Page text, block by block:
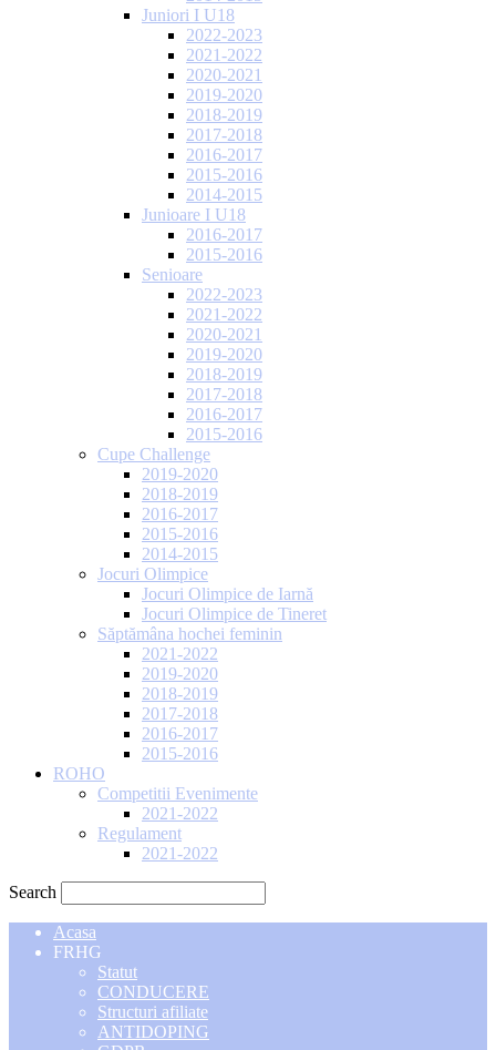
Juniori I U18
2022-2023
2021-2022
2020-2021
2019-2020
2018-2019
2017-2018
2016-2017
2015-2016
2014-2015
Junioare I U18
2016-2017
2015-2016
Senioare
2022-2023
2021-2022
2020-2021
2019-2020
2018-2019
2017-2018
2016-2017
2015-2016
Cupe Challenge
2019-2020
2018-2019
2016-2017
2015-2016
2014-2015
Jocuri Olimpice
Jocuri Olimpice de Iarnă
Jocuri Olimpice de Tineret
Săptămâna hochei feminin
2021-2022
2019-2020
2018-2019
2017-2018
2016-2017
2015-2016
ROHO
Competitii Evenimente
2021-2022
Regulament
2021-2022
Search
Acasa
FRHG
Statut
CONDUCERE
Structuri afiliate
ANTIDOPING